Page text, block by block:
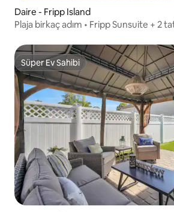
Daire - Fripp Island
Plaja birkaç adım • Fripp Sunsuite + 2
Süper Ev Sahibi
Süper Ev Sahibi